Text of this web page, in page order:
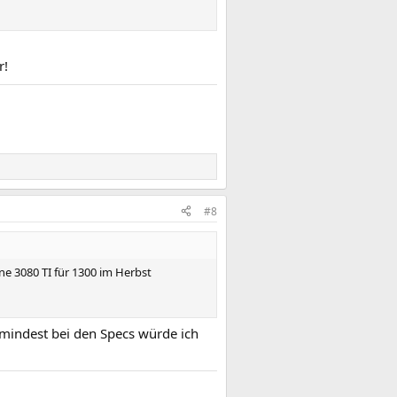
#8
3080 TI für 1300 im Herbst
bei den Specs würde ich